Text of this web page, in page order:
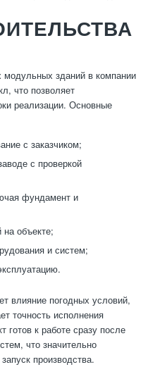
зданий в компании
что позволяет
реализации. Основные
с заказчиком;
с проверкой
фундамент и
объекте;
и систем;
влияние погодных условий,
точность исполнения
к работе сразу после
что значительно
производства.